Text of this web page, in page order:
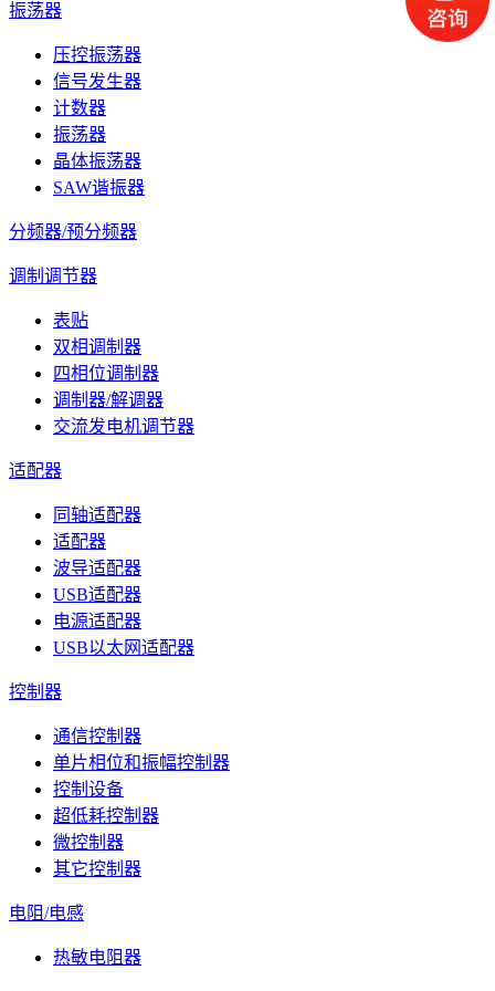
振荡器
压控振荡器
信号发生器
计数器
振荡器
晶体振荡器
SAW谐振器
分频器/预分频器
调制调节器
表贴
双相调制器
四相位调制器
调制器/解调器
交流发电机调节器
适配器
同轴适配器
适配器
波导适配器
USB适配器
电源适配器
USB以太网适配器
控制器
通信控制器
单片相位和振幅控制器
控制设备
超低耗控制器
微控制器
其它控制器
电阻/电感
热敏电阻器